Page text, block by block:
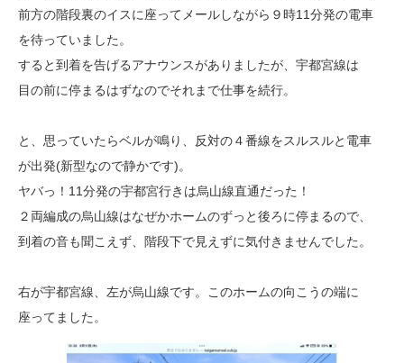
前方の階段裏のイスに座ってメールしながら９時11分発の電車
を待っていました。
すると到着を告げるアナウンスがありましたが、宇都宮線は
目の前に停まるはずなのでそれまで仕事を続行。
と、思っていたらベルが鳴り、反対の４番線をスルスルと電車
が出発(新型なので静かです)。
ヤバっ！11分発の宇都宮行きは烏山線直通だった！
２両編成の烏山線はなぜかホームのずっと後ろに停まるので、
到着の音も聞こえず、階段下で見えずに気付きませんでした。
右が宇都宮線、左が烏山線です。このホームの向こうの端に
座ってました。